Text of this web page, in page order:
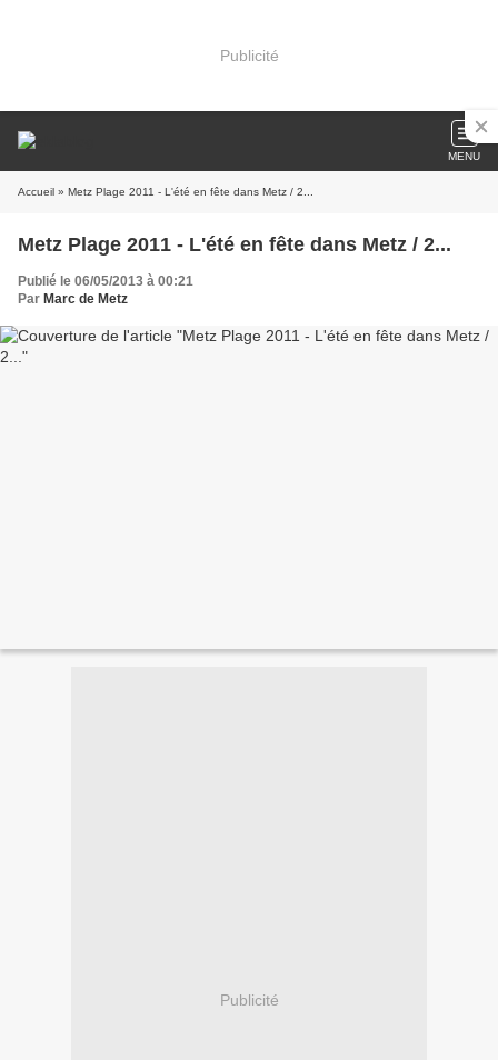
Publicité
MENU
Accueil » Metz Plage 2011 - L'été en fête dans Metz / 2...
Metz Plage 2011 - L'été en fête dans Metz / 2...
Publié le 06/05/2013 à 00:21
Par Marc de Metz
Publicité